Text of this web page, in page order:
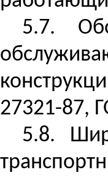
5.7.
27321-87,
5.8.